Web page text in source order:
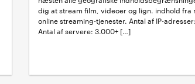
dig at stream film, videoer og lign. indhold fra
online streaming-tjenester. Antal af IP-
Antal af servere: 3.000+ […]